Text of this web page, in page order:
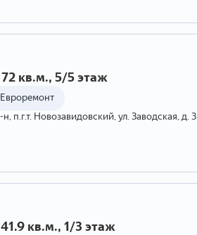
кв.м., 5/5 этаж
Евроремонт
п.г.т. Новозавидовский, ул. Заводская, д. 3
кв.м., 1/3 этаж